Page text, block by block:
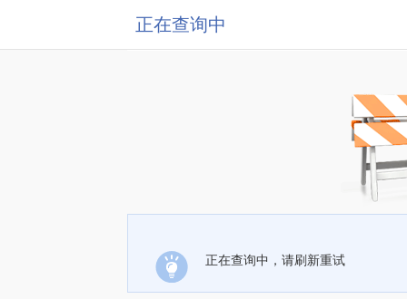
正在查询中
正在查询中，请刷新重试